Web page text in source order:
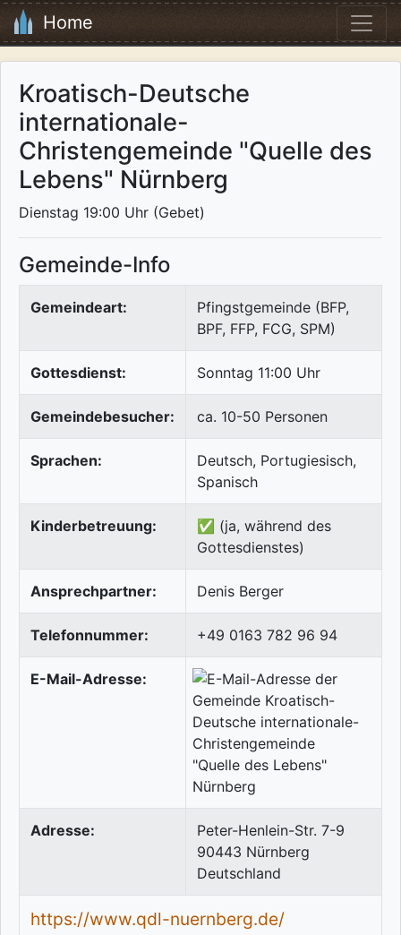
Home
Kroatisch-Deutsche
internationale-
Christengemeinde "Quelle des
Lebens" Nürnberg
Dienstag 19:00 Uhr (Gebet)
Gemeinde-Info
Gemeindeart:
Pfingstgemeinde (BFP,
BPF, FFP, FCG, SPM)
Gottesdienst: Sonntag 11:00 Uhr
Gemeindebesucher: ca. 10-50 Personen
Sprachen:
Deutsch, Portugiesisch,
Spanisch
Kinderbetreuung:
✅ (ja, während des
Gottesdienstes)
Ansprechpartner: Denis Berger
Telefonnummer: +49 0163 782 96 94
E-Mail-Adresse:
Adresse:
Peter-Henlein-Str. 7-9
90443 Nürnberg
Deutschland
https://www.qdl-nuernberg.de/